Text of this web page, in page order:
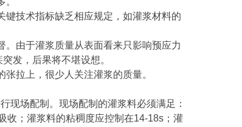
键技术指标缺乏相应规定，如灌浆材料的
。由于灌浆质量从表面看来只影响预应力
发，后果将不堪设想。
拉上，很少人关注灌浆的质量。
现场配制。现场配制的灌浆料必须满足：
收；灌浆料的粘稠度应控制在14-18s；灌